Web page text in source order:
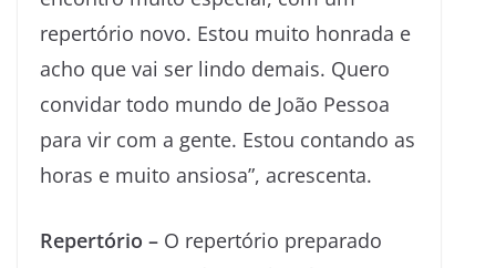
repertório novo. Estou muito honrada e
acho que vai ser lindo demais. Quero
convidar todo mundo de João Pessoa
para vir com a gente. Estou contando as
horas e muito ansiosa”, acrescenta.
Repertório – O repertório preparado